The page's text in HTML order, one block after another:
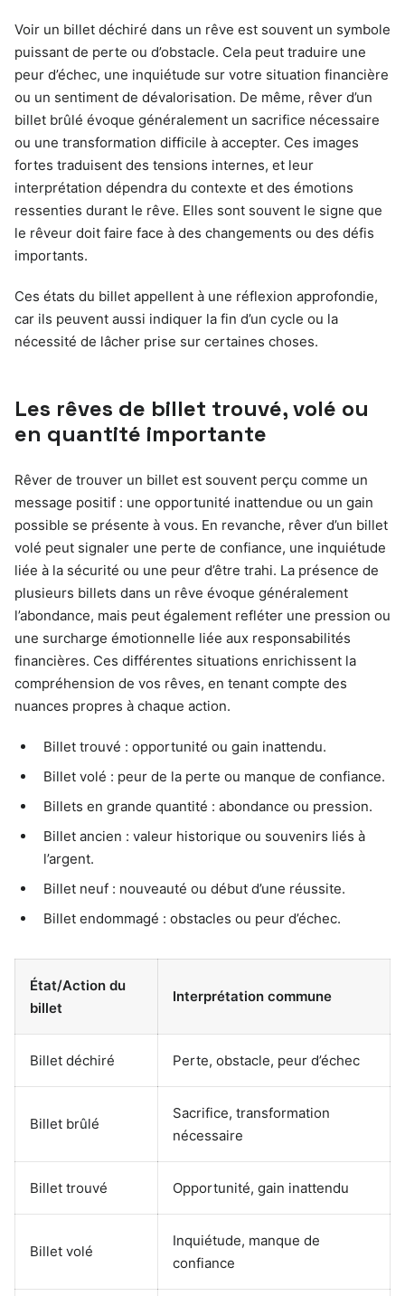
Voir un billet déchiré dans un rêve est souvent un symbole
puissant de perte ou d’obstacle. Cela peut traduire une
peur d’échec, une inquiétude sur votre situation financière
ou un sentiment de dévalorisation. De même, rêver d’un
billet brûlé évoque généralement un sacrifice nécessaire
ou une transformation difficile à accepter. Ces images
fortes traduisent des tensions internes, et leur
interprétation dépendra du contexte et des émotions
ressenties durant le rêve. Elles sont souvent le signe que
le rêveur doit faire face à des changements ou des défis
importants.
Ces états du billet appellent à une réflexion approfondie,
car ils peuvent aussi indiquer la fin d’un cycle ou la
nécessité de lâcher prise sur certaines choses.
Les rêves de billet trouvé, volé ou
en quantité importante
Rêver de trouver un billet est souvent perçu comme un
message positif : une opportunité inattendue ou un gain
possible se présente à vous. En revanche, rêver d’un billet
volé peut signaler une perte de confiance, une inquiétude
liée à la sécurité ou une peur d’être trahi. La présence de
plusieurs billets dans un rêve évoque généralement
l’abondance, mais peut également refléter une pression ou
une surcharge émotionnelle liée aux responsabilités
financières. Ces différentes situations enrichissent la
compréhension de vos rêves, en tenant compte des
nuances propres à chaque action.
Billet trouvé : opportunité ou gain inattendu.
Billet volé : peur de la perte ou manque de confiance.
Billets en grande quantité : abondance ou pression.
Billet ancien : valeur historique ou souvenirs liés à
l’argent.
Billet neuf : nouveauté ou début d’une réussite.
Billet endommagé : obstacles ou peur d’échec.
État/Action du
billet
Interprétation commune
Billet déchiré Perte, obstacle, peur d’échec
Billet brûlé
Sacrifice, transformation
nécessaire
Billet trouvé Opportunité, gain inattendu
Billet volé
Inquiétude, manque de
confiance